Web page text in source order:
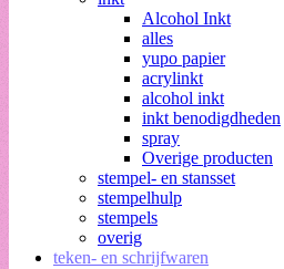
Alcohol Inkt
alles
yupo papier
acrylinkt
alcohol inkt
inkt benodigdheden
spray
Overige producten
stempel- en stansset
stempelhulp
stempels
overig
teken- en schrijfwaren